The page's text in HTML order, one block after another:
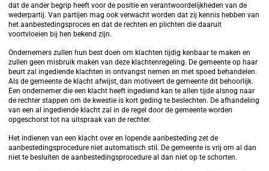
dat de ander begrip heeft voor de positie en verantwoordelijkheden van de
wederpartij. Van partijen mag ook verwacht worden dat zij kennis hebben van
het aanbestedingsproces en dat de rechten en plichten die daaruit
voortvloeien bij hen bekend zijn.
Ondernemers zullen hun best doen om klachten tijdig kenbaar te maken en
zullen geen misbruik maken van deze klachtenregeling. De gemeente op haar
beurt zal ingediende klachten in ontvangst nemen en met spoed behandelen.
Als de gemeente de klacht afwijst, dan motiveert de gemeente dit behoorlijk.
Een ondernemer die een klacht heeft ingediend kan te allen tijde alsnog naar
de rechter stappen om de kwestie is kort geding te beslechten. De afhandeling
van een al ingediende klacht zal in de regel door de gemeente worden
opgeschorst tot na uitspraak van de rechter.
Het indienen van een klacht over en lopende aanbesteding zet de
aanbestedingsprocedure niet automatisch stil. De gemeente is vrij om al dan
niet te besluiten de aanbestedingsprocedure al dan niet op te schorten.